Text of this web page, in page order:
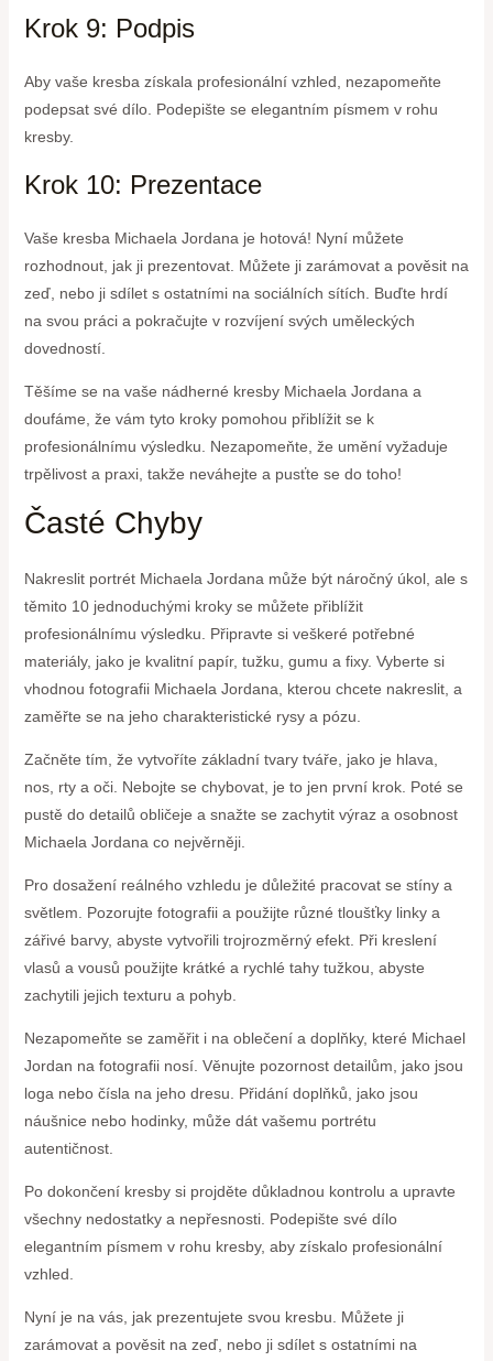
Krok 9: Podpis
Aby vaše kresba získala profesionální vzhled, nezapomeňte
podepsat své dílo. Podepište se elegantním písmem v rohu
kresby.
Krok 10: Prezentace
Vaše kresba Michaela Jordana je hotová! Nyní můžete
rozhodnout, jak ji prezentovat. Můžete ji zarámovat a pověsit na
zeď, nebo ji sdílet s ostatními na sociálních sítích. Buďte hrdí
na svou práci a pokračujte v rozvíjení svých uměleckých
dovedností.
Těšíme se na vaše nádherné kresby Michaela Jordana a
doufáme, že vám tyto kroky pomohou přiblížit se k
profesionálnímu výsledku. Nezapomeňte, že umění vyžaduje
trpělivost a praxi, takže neváhejte a pusťte se do toho!
Časté Chyby
Nakreslit portrét Michaela Jordana může být náročný úkol, ale s
těmito 10 jednoduchými kroky se můžete přiblížit
profesionálnímu výsledku. Připravte si veškeré potřebné
materiály, jako je kvalitní papír, tužku, gumu a fixy. Vyberte si
vhodnou fotografii Michaela Jordana, kterou chcete nakreslit, a
zaměřte se na jeho charakteristické rysy a pózu.
Začněte tím, že vytvoříte základní tvary tváře, jako je hlava,
nos, rty a oči. Nebojte se chybovat, je to jen první krok. Poté se
pustě do detailů obličeje a snažte se zachytit výraz a osobnost
Michaela Jordana co nejvěrněji.
Pro dosažení reálného vzhledu je důležité pracovat se stíny a
světlem. Pozorujte fotografii a použijte různé tloušťky linky a
zářivé barvy, abyste vytvořili trojrozměrný efekt. Při kreslení
vlasů a vousů použijte krátké a rychlé tahy tužkou, abyste
zachytili jejich texturu a pohyb.
Nezapomeňte se zaměřit i na oblečení a doplňky, které Michael
Jordan na fotografii nosí. Věnujte pozornost detailům, jako jsou
loga nebo čísla na jeho dresu. Přidání doplňků, jako jsou
náušnice nebo hodinky, může dát vašemu portrétu
autentičnost.
Po dokončení kresby si projděte důkladnou kontrolu a upravte
všechny nedostatky a nepřesnosti. Podepište své dílo
elegantním písmem v rohu kresby, aby získalo profesionální
vzhled.
Nyní je na vás, jak prezentujete svou kresbu. Můžete ji
zarámovat a pověsit na zeď, nebo ji sdílet s ostatními na